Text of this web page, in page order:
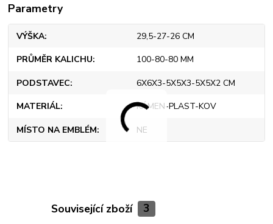
Parametry
VÝŠKA 29,5-27-26 CM
PRŮMĚR KALICHU 100-80-80 MM
PODSTAVEC 6X6X3-5X5X3-5X5X2 CM
MATERIÁL KÁMEN-PLAST-KOV
MÍSTO NA EMBLÉM NE
Související zboží 3